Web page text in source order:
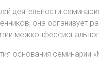
деятельности
она организует
основания семинарии